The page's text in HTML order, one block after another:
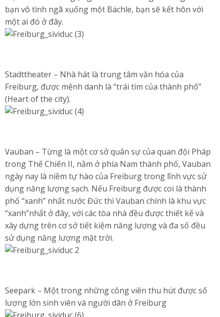
bạn vô tình ngã xuống một Bächle, bạn sẽ kết hôn với
một ai đó ở đây.
Stadttheater – Nhà hát là trung tâm văn hóa của
Freiburg, được mệnh danh là “trái tim của thành phố”
(Heart of the city).
Vauban – Từng là một cơ sở quân sự của quan đội Pháp
trong Thế Chiến II, nằm ở phía Nam thành phố, Vauban
ngày nay là niềm tự hào của Freiburg trong lĩnh vực sử
dụng năng lượng sạch. Nếu Freiburg được coi là thành
phố “xanh” nhất nước Đức thì Vauban chính là khu vực
“xanh”nhất ở đây, với các tòa nhà đều được thiết kế và
xây dựng trên cơ sở tiết kiệm năng lượng và đa số đều
sử dụng năng lượng mặt trời.
Seepark – Một trong những công viên thu hút được số
lượng lớn sinh viên và người dân ở Freiburg